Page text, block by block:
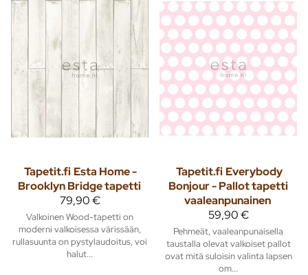
Tapetit.fi Esta Home -
Brooklyn Bridge tapetti
79,90 €
Valkoinen Wood-tapetti on
moderni valkoisessa värissään,
rullasuunta on pystylaudoitus, voi
halut...
Tapetit.fi Everybody
Bonjour - Pallot tapetti
vaaleanpunainen
59,90 €
Pehmeät, vaaleanpunaisella
taustalla olevat valkoiset pallot
ovat mitä suloisin valinta lapsen
om...